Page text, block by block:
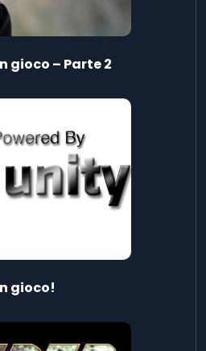
gioco – Parte 2
gioco!